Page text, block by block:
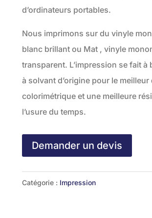
d’ordinateurs portables.
Nous imprimons sur du vinyle
blanc brillant ou Mat , vinyle
transparent. L’impression se fait à
à solvant d’origine pour le
colorimétrique et une meilleure
l’usure du temps.
Demander un devis
Catégorie : Impression